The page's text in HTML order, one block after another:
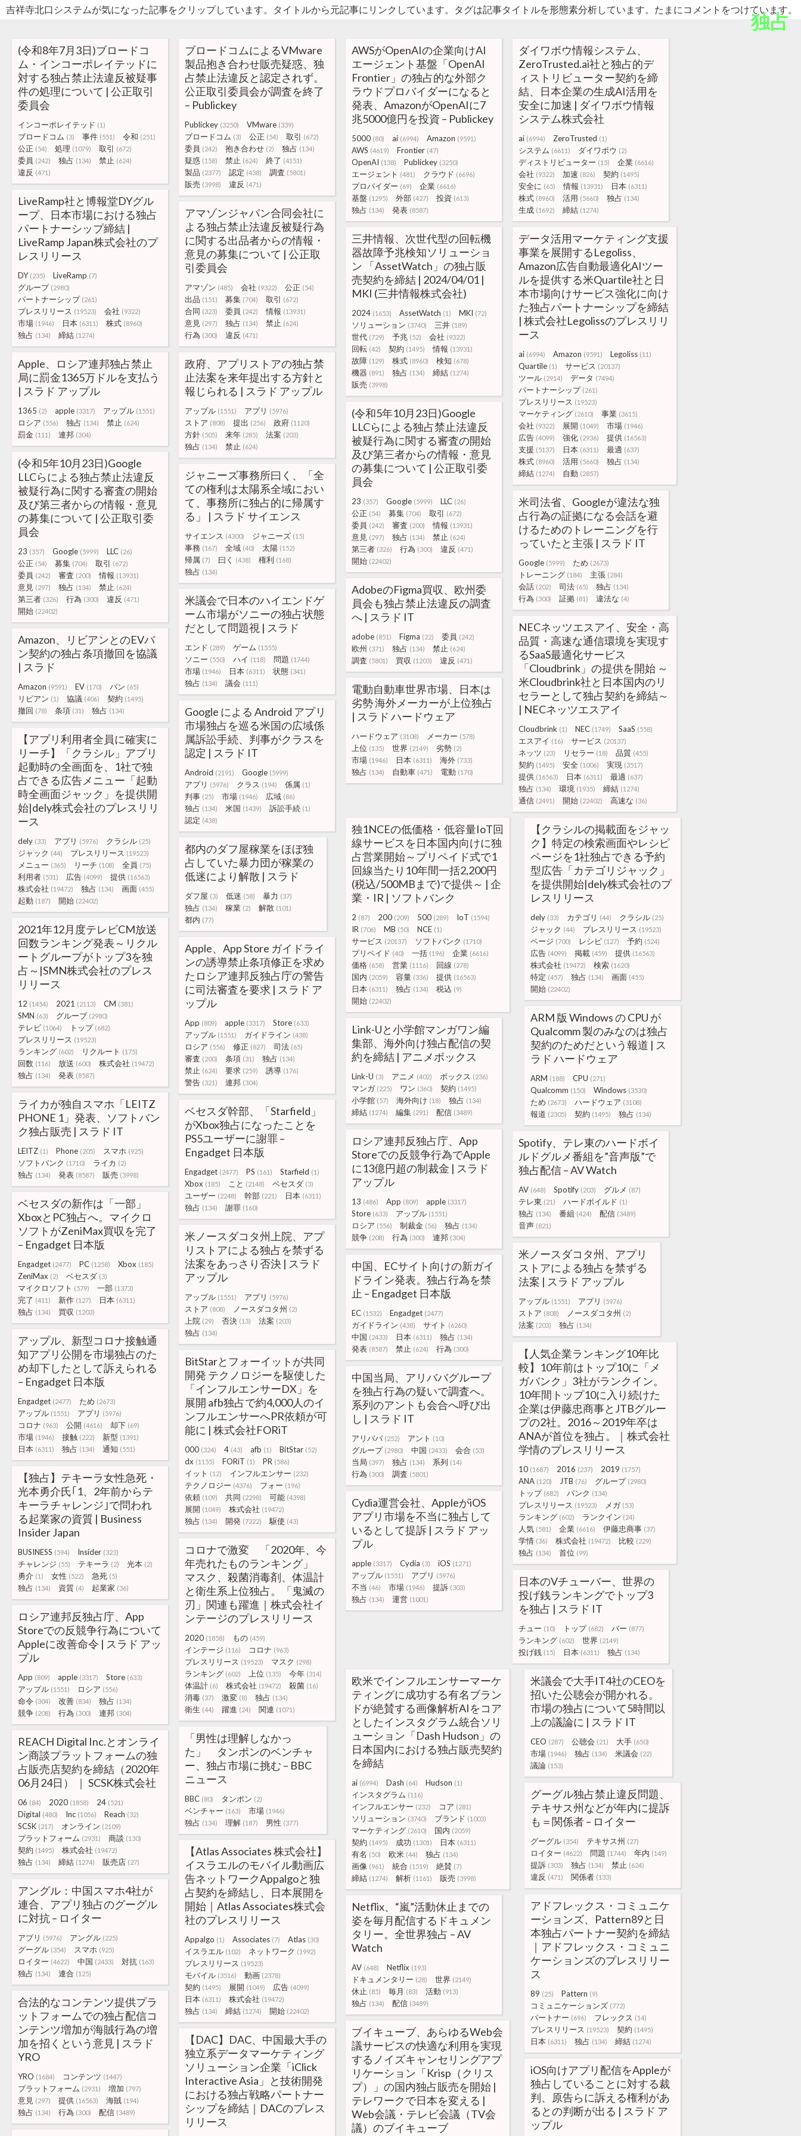
吉祥寺北口システムが気になった記事をクリップしています。タイトルから元記事にリンクしています。タグは記事タイトルを形態素分析しています。たまにコメントをつけています。
独占
(令和8年7月3日)ブロードコ
ム・インコーポレイテッドに
対する独占禁止法違反被疑事
件の処理について | 公正取引
委員会
インコーポレイテッド (1)
ブロードコム (3) 事件 (551) 令和 (251)
公正 (54) 処理 (1079) 取引 (672)
委員 (242) 独占 (134) 禁止 (624)
違反 (471)
ブロードコムによるVMware
製品抱き合わせ販売疑惑、独
占禁止法違反と認定されず。
公正取引委員会が調査を終了
– Publickey
Publickey (3250) VMware (339)
ブロードコム (3) 公正 (54) 取引 (672)
委員 (242) 抱き合わせ (2) 独占 (134)
疑惑 (158) 禁止 (624) 終了 (4151)
製品 (2377) 認定 (438) 調査 (5801)
販売 (3998) 違反 (471)
AWSがOpenAIの企業向けAI
エージェント基盤「OpenAI
Frontier」の独占的な外部ク
ラウドプロバイダーになると
発表、AmazonがOpenAIに7
兆5000億円を投資 – Publickey
5000 (80) ai (6994) Amazon (9591)
AWS (4619) Frontier (47)
OpenAI (138) Publickey (3250)
エージェント (481) クラウド (6696)
プロバイダー (69) 企業 (6616)
基盤 (1295) 外部 (427) 投資 (613)
独占 (134) 発表 (8587)
ダイワボウ情報システム、
ZeroTrusted.ai社と独占的デ
ィストリビューター契約を締
結、日本企業の生成AI活用を
安全に加速 | ダイワボウ情報
システム株式会社
ai (6994) ZeroTrusted (1)
システム (6611) ダイワボウ (2)
ディストリビューター (15) 企業 (6616)
会社 (9322) 加速 (826) 契約 (1495)
安全に (65) 情報 (13931) 日本 (6311)
株式 (8960) 活用 (5660) 独占 (134)
生成 (1692) 締結 (1274)
LiveRamp社と博報堂DYグル
ープ、日本市場における独占
パートナーシップ締結 |
LiveRamp Japan株式会社のプ
レスリリース
DY (235) LiveRamp (7)
グループ (2980)
パートナーシップ (261)
プレスリリース (19523) 会社 (9322)
市場 (1946) 日本 (6311) 株式 (8960)
独占 (134) 締結 (1274)
アマゾンジャパン合同会社に
よる独占禁止法違反被疑行為
に関する出品者からの情報・
意見の募集について | 公正取
引委員会
アマゾン (485) 会社 (9322) 公正 (54)
出品 (151) 募集 (704) 取引 (672)
合同 (323) 委員 (242) 情報 (13931)
意見 (297) 独占 (134) 禁止 (624)
行為 (300) 違反 (471)
三井情報、次世代型の回転機
器故障予兆検知ソリューショ
ン 「AssetWatch」の独占販
売契約を締結 | 2024/04/01 |
MKI (三井情報株式会社)
2024 (1653) AssetWatch (1) MKI (72)
ソリューション (3740) 三井 (189)
世代 (729) 予兆 (52) 会社 (9322)
回転 (42) 契約 (1495) 情報 (13931)
故障 (129) 株式 (8960) 検知 (678)
機器 (891) 独占 (134) 締結 (1274)
販売 (3998)
データ活用マーケティング支援
事業を展開するLegoliss、
Amazon広告自動最適化AIツー
ルを提供する米Quartile社と日
本市場向けサービス強化に向け
た独占パートナーシップを締結
| 株式会社Legolissのプレスリリ
ース
ai (6994) Amazon (9591) Legoliss (11)
Quartile (1) サービス (20137)
ツール (2914) データ (7494)
パートナーシップ (261)
プレスリリース (19523)
マーケティング (2610) 事業 (3615)
会社 (9322) 展開 (1049) 市場 (1946)
広告 (4099) 強化 (2936) 提供 (16563)
支援 (5137) 日本 (6311) 最適 (637)
株式 (8960) 活用 (5660) 独占 (134)
締結 (1274) 自動 (2857)
Apple、ロシア連邦独占禁止
局に罰金1365万ドルを支払う
| スラド アップル
1365 (2) apple (3317) アップル (1551)
ロシア (556) 独占 (134) 禁止 (624)
罰金 (111) 連邦 (304)
政府、アプリストアの独占禁
止法案を来年提出する方針と
報じられる | スラド アップル
アップル (1551) アプリ (5976)
ストア (808) 提出 (256) 政府 (1120)
方針 (505) 来年 (285) 法案 (203)
独占 (134) 禁止 (624)
(令和5年10月23日)Google
LLCらによる独占禁止法違反
被疑行為に関する審査の開始
及び第三者からの情報・意見
の募集について | 公正取引委
員会
23 (357) Google (5999) LLC (26)
公正 (54) 募集 (704) 取引 (672)
委員 (242) 審査 (200) 情報 (13931)
意見 (297) 独占 (134) 禁止 (624)
第三者 (326) 行為 (300) 違反 (471)
開始 (22402)
(令和5年10月23日)Google
LLCらによる独占禁止法違反
被疑行為に関する審査の開始
及び第三者からの情報・意見
の募集について | 公正取引委
員会
23 (357) Google (5999) LLC (26)
公正 (54) 募集 (704) 取引 (672)
委員 (242) 審査 (200) 情報 (13931)
意見 (297) 独占 (134) 禁止 (624)
第三者 (326) 行為 (300) 違反 (471)
開始 (22402)
ジャニーズ事務所曰く、「全
ての権利は太陽系全域におい
て、事務所に独占的に帰属す
る」 | スラド サイエンス
サイエンス (4300) ジャニーズ (15)
事務 (167) 全域 (40) 太陽 (152)
帰属 (7) 曰く (438) 権利 (168)
独占 (134)
米司法省、Googleが違法な独
占行為の証拠になる会話を避
けるためのトレーニングを行
っていたと主張 | スラド IT
Google (5999) ため (2673)
トレーニング (184) 主張 (284)
会話 (202) 司法 (65) 独占 (134)
行為 (300) 証拠 (81) 違法な (4)
AdobeのFigma買収、欧州委
員会も独占禁止法違反の調査
へ | スラド IT
adobe (851) Figma (22) 委員 (242)
欧州 (371) 独占 (134) 禁止 (624)
調査 (5801) 買収 (1203) 違反 (471)
米議会で日本のハイエンドゲ
ーム市場がソニーの独占状態
だとして問題視 | スラド
エンド (289) ゲーム (1555)
ソニー (550) ハイ (118) 問題 (1744)
市場 (1946) 日本 (6311) 状態 (341)
独占 (134) 議会 (111)
NECネッツエスアイ、安全・高
品質・高速な通信環境を実現す
るSaaS最適化サービス
「Cloudbrink」の提供を開始 ～
米Cloudbrink社と日本国内のリ
セラーとして独占契約を締結～
| NECネッツエスアイ
Cloudbrink (1) NEC (1749) SaaS (558)
エスアイ (16) サービス (20137)
ネッツ (23) リセラー (18) 品質 (455)
契約 (1495) 安全 (1006) 実現 (3517)
提供 (16563) 日本 (6311) 最適 (637)
独占 (134) 環境 (1935) 締結 (1274)
通信 (2491) 開始 (22402) 高速な (36)
Amazon、リビアンとのEVバ
ン契約の独占条項撤回を協議
| スラド
Amazon (9591) EV (170) バン (65)
リビアン (1) 協議 (406) 契約 (1495)
撤回 (78) 条項 (31) 独占 (134)
電動自動車世界市場、日本は
劣勢 海外メーカーが上位独占
| スラド ハードウェア
ハードウェア (3108) メーカー (578)
上位 (135) 世界 (2149) 劣勢 (2)
市場 (1946) 日本 (6311) 海外 (733)
独占 (134) 自動車 (471) 電動 (170)
Google による Android アプリ
市場独占を巡る米国の広域係
属訴訟手続、判事がクラスを
認定 | スラド IT
Android (2191) Google (5999)
アプリ (5976) クラス (194) 係属 (1)
判事 (25) 市場 (1946) 広域 (86)
独占 (134) 米国 (1439) 訴訟手続 (1)
認定 (438)
独1NCEの低価格・低容量IoT回
線サービスを日本国内向けに独
占営業開始～プリペイド式で1
回線当たり10年間一括2,200円
(税込/500MBまで)で提供～ | 企
業・IR | ソフトバンク
2 (87) 200 (209) 500 (289) IoT (1594)
IR (706) MB (50) NCE (1)
サービス (20137) ソフトバンク (1710)
プリペイド (40) 一括 (196) 企業 (6616)
価格 (658) 営業 (1116) 回線 (278)
国内 (2059) 容量 (336) 提供 (16563)
日本 (6311) 独占 (134) 税込 (9)
開始 (22402)
【アプリ利用者全員に確実に
リーチ】「クラシル」アプリ
起動時の全画面を、1社で独
占できる広告メニュー「起動
時全画面ジャック」を提供開
始|dely株式会社のプレスリリ
ース
dely (33) アプリ (5976) クラシル (25)
ジャック (44) プレスリリース (19523)
メニュー (365) リーチ (108) 全員 (75)
利用者 (531) 広告 (4099) 提供 (16563)
株式会社 (19472) 独占 (134) 画面 (455)
起動 (187) 開始 (22402)
【クラシルの掲載面をジャッ
ク】特定の検索画面やレシピ
ページを1社独占できる予約
型広告「カテゴリジャック」
を提供開始|dely株式会社のプ
レスリリース
dely (33) カテゴリ (44) クラシル (25)
ジャック (44) プレスリリース (19523)
ページ (700) レシピ (127) 予約 (524)
広告 (4099) 掲載 (459) 提供 (16563)
株式会社 (19472) 検索 (1620)
特定 (457) 独占 (134) 画面 (455)
開始 (22402)
都内のダフ屋稼業をほぼ独
占していた暴力団が稼業の
低迷により解散 | スラド
ダフ屋 (3) 低迷 (58) 暴力 (37)
独占 (134) 稼業 (2) 解散 (101)
都内 (77)
2021年12月度テレビCM放送
回数ランキング発表～リクル
ートグループがトップ3を独
占～|SMN株式会社のプレス
リリース
12 (1454) 2021 (2113) CM (381)
SMN (63) グループ (2980)
テレビ (1064) トップ (682)
プレスリリース (19523)
ランキング (602) リクルート (175)
回数 (116) 放送 (600) 株式会社 (19472)
独占 (134) 発表 (8587)
Apple、App Store ガイドライ
ンの誘導禁止条項修正を求め
たロシア連邦反独占庁の警告
に司法審査を要求 | スラド ア
ップル
App (809) apple (3317) Store (633)
アップル (1551) ガイドライン (438)
ロシア (556) 修正 (827) 司法 (65)
審査 (200) 条項 (31) 独占 (134)
禁止 (624) 要求 (259) 誘導 (176)
警告 (321) 連邦 (304)
ARM 版 Windows の CPU が
Qualcomm 製のみなのは独占
契約のためだという報道 | ス
ラド ハードウェア
ARM (188) CPU (271)
Qualcomm (150) Windows (3530)
ため (2673) ハードウェア (3108)
報道 (2305) 契約 (1495) 独占 (134)
Link-Uと小学館マンガワン編
集部、海外向け独占配信の契
約を締結 | アニメボックス
Link-U (3) アニメ (402) ボックス (236)
マンガ (225) ワン (360) 契約 (1495)
小学館 (57) 海外向け (18) 独占 (134)
締結 (1274) 編集 (291) 配信 (3489)
ライカが独自スマホ「LEITZ
PHONE 1」発表、ソフトバン
ク独占販売 | スラド IT
LEITZ (1) Phone (205) スマホ (925)
ソフトバンク (1710) ライカ (2)
独占 (134) 発表 (8587) 販売 (3998)
ベセスダ幹部、「Starfield」
がXbox独占になったことを
PS5ユーザーに謝罪 –
Engadget 日本版
Engadget (2477) PS (161) Starfield (1)
Xbox (185) こと (2148) ベセスダ (3)
ユーザー (2248) 幹部 (221) 日本 (6311)
独占 (134) 謝罪 (160)
ロシア連邦反独占庁、App
Storeでの反競争行為でApple
に13億円超の制裁金 | スラド
アップル
13 (486) App (809) apple (3317)
Store (633) アップル (1551)
ロシア (556) 制裁金 (56) 独占 (134)
競争 (208) 行為 (300) 連邦 (304)
Spotify、テレ東のハードボイ
ルドグルメ番組を”音声版”で
独占配信 – AV Watch
AV (648) Spotify (203) グルメ (87)
テレ東 (21) ハードボイルド (1)
独占 (134) 番組 (424) 配信 (3489)
音声 (821)
ベセスダの新作は「一部」
XboxとPC独占へ。マイクロ
ソフトがZeniMax買収を完了
– Engadget 日本版
Engadget (2477) PC (1258) Xbox (185)
ZeniMax (2) ベセスダ (3)
マイクロソフト (579) 一部 (1373)
完了 (411) 新作 (127) 日本 (6311)
独占 (134) 買収 (1203)
米ノースダコタ州上院、アプ
リストアによる独占を禁ずる
法案をあっさり否決 | スラド
アップル
アップル (1551) アプリ (5976)
ストア (808) ノースダコタ州 (2)
上院 (29) 否決 (13) 法案 (203)
独占 (134)
米ノースダコタ州、アプリ
ストアによる独占を禁ずる
法案 | スラド アップル
アップル (1551) アプリ (5976)
ストア (808) ノースダコタ州 (2)
法案 (203) 独占 (134)
中国、ECサイト向けの新ガイ
ドライン発表。独占行為を禁
止 – Engadget 日本版
EC (1532) Engadget (2477)
ガイドライン (438) サイト (6260)
中国 (2433) 日本 (6311) 独占 (134)
発表 (8587) 禁止 (624) 行為 (300)
【人気企業ランキング10年比
較】10年前はトップ10に「メ
ガバンク」3社がランクイン。
10年間トップ10に入り続けた
企業は伊藤忠商事とJTBグルー
プの2社。2016～2019年卒は
ANAが首位を独占。｜株式会社
学情のプレスリリース
10 (1687) 2016 (237) 2019 (1757)
ANA (120) JTB (76) グループ (2980)
トップ (682) バンク (134)
プレスリリース (19523) メガ (53)
ランキング (602) ランクイン (24)
人気 (581) 企業 (6616) 伊藤忠商事 (37)
学情 (36) 株式会社 (19472) 比較 (229)
独占 (134) 首位 (99)
アップル、新型コロナ接触通
知アプリ公開を市場独占のた
め却下したとして訴えられる
– Engadget 日本版
Engadget (2477) ため (2673)
アップル (1551) アプリ (5976)
コロナ (963) 公開 (4616) 却下 (69)
市場 (1946) 接触 (222) 新型 (1391)
日本 (6311) 独占 (134) 通知 (551)
BitStarとフォーイットが共同
開発 テクノロジーを駆使した
「インフルエンサーDX」を
展開 afb独占で約4,000人のイ
ンフルエンサーへPR依頼が可
能に | 株式会社FORiT
000 (324) 4 (43) afb (1) BitStar (52)
dx (1155) FORiT (1) PR (586)
イット (12) インフルエンサー (232)
テクノロジー (4376) フォー (196)
依頼 (109) 共同 (2298) 可能 (4398)
展開 (1049) 株式会社 (19472)
独占 (134) 開発 (7222) 駆使 (43)
中国当局、アリババグループ
を独占行為の疑いで調査へ。
系列のアントも会合へ呼び出
し | スラド IT
アリババ (252) アント (10)
グループ (2980) 中国 (2433) 会合 (53)
当局 (397) 独占 (134) 系列 (14)
行為 (300) 調査 (5801)
【独占】テキーラ女性急死・
光本勇介氏｢1、2年前からテ
キーラチャレンジ｣で問われ
る起業家の資質 | Business
Insider Japan
BUSINESS (594) Insider (323)
チャレンジ (55) テキーラ (2) 光本 (2)
勇介 (1) 女性 (522) 急死 (5)
独占 (134) 資質 (4) 起業家 (36)
Cydia運営会社、AppleがiOS
アプリ市場を不当に独占して
いるとして提訴 | スラド アッ
プル
apple (3317) Cydia (3) iOS (1271)
アップル (1551) アプリ (5976)
不当 (46) 市場 (1946) 提訴 (303)
独占 (134) 運営 (1001)
コロナで激変 「2020年、今
年売れたものランキング」
マスク、殺菌消毒剤、体温計
と衛生系上位独占。「鬼滅の
刃」関連も躍進｜株式会社イ
ンテージのプレスリリース
2020 (1858) もの (459)
インテージ (116) コロナ (963)
プレスリリース (19523) マスク (298)
ランキング (602) 上位 (135) 今年 (314)
体温計 (6) 株式会社 (19472) 殺菌 (16)
消毒 (37) 激変 (8) 独占 (134)
衛生 (44) 躍進 (24) 関連 (1071)
日本のVチューバー、世界の
投げ銭ランキングでトップ3
を独占 | スラド IT
チュー (10) トップ (682) バー (877)
ランキング (602) 世界 (2149)
投げ銭 (15) 日本 (6311) 独占 (134)
欧米でインフルエンサーマーケ
ティングに成功する有名ブラン
ドが絶賛する画像解析AIをコア
としたインスタグラム統合ソリ
ューション「Dash Hudson」の
日本国内における独占販売契約
を締結
ai (6994) Dash (64) Hudson (1)
インスタグラム (116)
インフルエンサー (232) コア (281)
ソリューション (3740) ブランド (1003)
マーケティング (2610) 国内 (2059)
契約 (1495) 成功 (1301) 日本 (6311)
有名 (50) 欧米 (44) 独占 (134)
画像 (961) 統合 (1519) 絶賛 (7)
締結 (1274) 解析 (1161) 販売 (3998)
ロシア連邦反独占庁、App
Storeでの反競争行為について
Appleに改善命令 | スラド アッ
プル
App (809) apple (3317) Store (633)
アップル (1551) ロシア (556)
命令 (304) 改善 (834) 独占 (134)
競争 (208) 行為 (300) 連邦 (304)
米議会で大手IT4社のCEOを
招いた公聴会が開かれる。
市場の独占について5時間以
上の議論に | スラド IT
CEO (287) 公聴会 (21) 大手 (650)
市場 (1946) 独占 (134) 米議会 (22)
議論 (153)
「男性は理解しなかっ
た」 タンポンのベンチャ
ー、独占市場に挑む – BBC
ニュース
BBC (80) タンポン (2)
ベンチャー (163) 市場 (1946)
独占 (134) 理解 (187) 男性 (377)
REACH Digital Inc.とオンライ
ン商談プラットフォームの独
占販売店契約を締結（2020年
06月24日） ｜ SCSK株式会社
06 (84) 2020 (1858) 24 (521)
Digital (480) Inc (1056) Reach (32)
SCSK (217) オンライン (2109)
プラットフォーム (2931) 商談 (130)
契約 (1495) 株式会社 (19472)
独占 (134) 締結 (1274) 販売店 (27)
グーグル独占禁止違反問題、
テキサス州などが年内に提訴
も＝関係者 – ロイター
グーグル (354) テキサス州 (27)
ロイター (4622) 問題 (1744) 年内 (149)
提訴 (303) 独占 (134) 禁止 (624)
違反 (471) 関係者 (133)
【Atlas Associates 株式会社】
イスラエルのモバイル動画広
告ネットワークAppalgoと独
占契約を締結し、日本展開を
開始｜Atlas Associates株式会
社のプレスリリース
Appalgo (1) Associates (7) Atlas (30)
イスラエル (102) ネットワーク (1992)
プレスリリース (19523)
モバイル (3516) 動画 (2378)
契約 (1495) 展開 (1049) 広告 (4099)
日本 (6311) 株式会社 (19472)
独占 (134) 締結 (1274) 開始 (22402)
アングル：中国スマホ4社が
連合、アプリ独占のグーグル
に対抗 – ロイター
アプリ (5976) アングル (225)
グーグル (354) スマホ (925)
ロイター (4622) 中国 (2433) 対抗 (163)
独占 (134) 連合 (125)
アドフレックス・コミュニケ
ーションズ、Pattern89と日
本独占パートナー契約を締結
｜アドフレックス・コミュニ
ケーションズのプレスリリー
ス
89 (25) Pattern (9)
コミュニケーションズ (772)
パートナー (696) フレックス (14)
プレスリリース (19523) 契約 (1495)
日本 (6311) 独占 (134) 締結 (1274)
Netflix、“嵐”活動休止までの
姿を毎月配信するドキュメン
タリー。全世界独占 – AV
Watch
AV (648) Netflix (193)
ドキュメンタリー (28) 世界 (2149)
休止 (85) 毎月 (83) 活動 (913)
独占 (134) 配信 (3489)
ブイキューブ、あらゆるWeb会
議サービスの快適な利用を実現
するノイズキャンセリングアプ
リケーション「Krisp（クリス
プ）」の国内独占販売を開始 |
テレワークで日本を変える |
Web会議・テレビ会議（TV会
議）のブイキューブ
合法的なコンテンツ提供プラ
ットフォームでの独占配信コ
ンテンツ増加が海賊行為の増
加を招くという意見 | スラド
YRO
YRO (1684) コンテンツ (1447)
プラットフォーム (2931) 増加 (797)
意見 (297) 提供 (16563) 海賊 (194)
独占 (134) 行為 (300) 配信 (3489)
【DAC】DAC、中国最大手の
独立系データマーケティング
ソリューション企業「iClick
Interactive Asia」と技術開発
における独占戦略パートナー
シップを締結｜DACのプレス
リリース
iOS向けアプリ配信をAppleが
独占していることに対する裁
判、原告らに訴える権利があ
るとの判断が出る | スラド ア
ップル